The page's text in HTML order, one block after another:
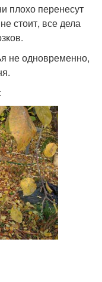
плохо перенесут
стоит, все дела
не одновременно,